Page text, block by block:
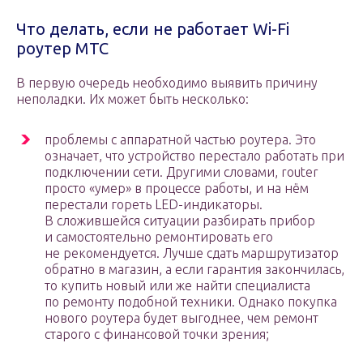
Что делать, если не работает Wi-Fi
роутер МТС
В первую очередь необходимо выявить причину
неполадки. Их может быть несколько:
проблемы с аппаратной частью роутера. Это
означает, что устройство перестало работать при
подключении сети. Другими словами, router
просто «умер» в процессе работы, и на нём
перестали гореть LED-индикаторы.
В сложившейся ситуации разбирать прибор
и самостоятельно ремонтировать его
не рекомендуется. Лучше сдать маршрутизатор
обратно в магазин, а если гарантия закончилась,
то купить новый или же найти специалиста
по ремонту подобной техники. Однако покупка
нового роутера будет выгоднее, чем ремонт
старого с финансовой точки зрения;